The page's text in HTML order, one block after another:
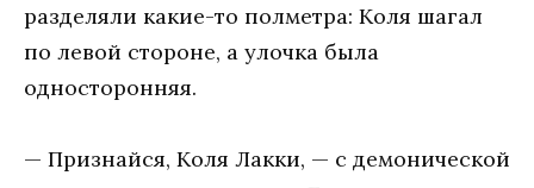
разделяли какие-то полметра: Коля шагал
по левой стороне, а улочка была
односторонняя.
— Признайся, Коля Лакки, — с демонической